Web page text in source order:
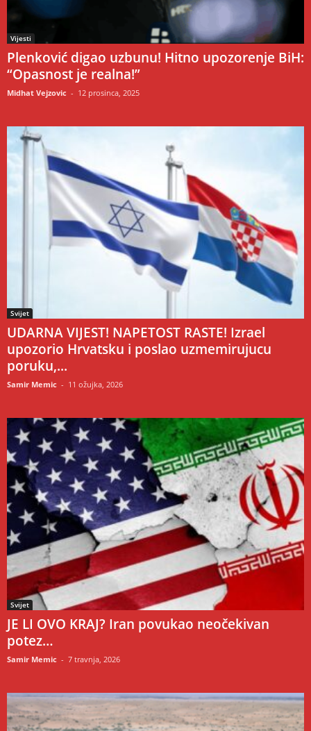
Vijesti
Plenković digao uzbunu! Hitno upozorenje BiH:
“Opasnost je realna!”
Midhat Vejzovic - 12 prosinca, 2025
Svijet
UDARNA VIJEST! NAPETOST RASTE! Izrael
upozorio Hrvatsku i poslao uzmemirujucu
poruku,...
Samir Memic - 11 ožujka, 2026
Svijet
JE LI OVO KRAJ? Iran povukao neočekivan
potez…
Samir Memic - 7 travnja, 2026